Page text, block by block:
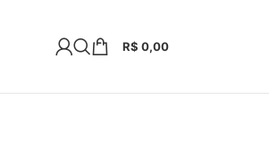
R$ 0,00